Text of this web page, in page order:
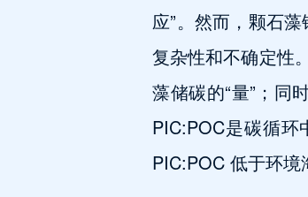
应”。然而，颗石
复杂性和不确定性
藻储碳的“量”；同
PIC:POC是碳循
PIC:POC 低于环境